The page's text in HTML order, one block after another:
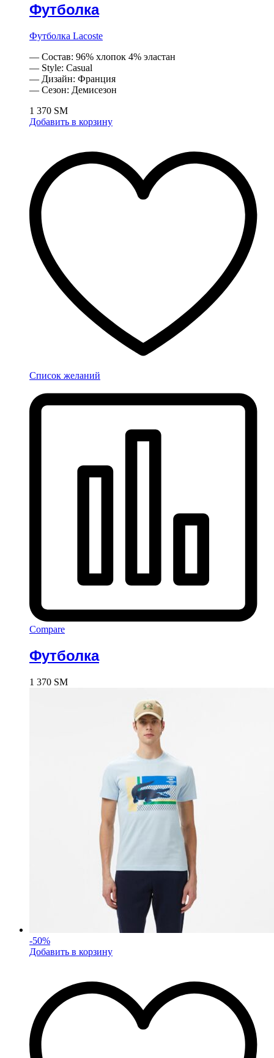
Футболка
Футболка Lacoste
— Состав: 96% хлопок 4% эластан
— Style: Casual
— Дизайн: Франция
— Сезон: Демисезон
1 370 ЅМ
Добавить в корзину
Список желаний
Compare
Футболка
1 370 ЅМ
-50%
Добавить в корзину